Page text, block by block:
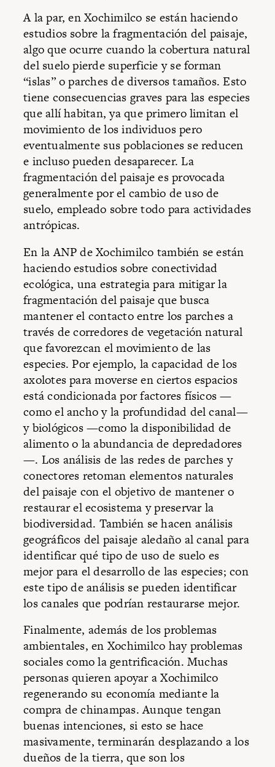
A la par, en Xochimilco se están haciendo
estudios sobre la fragmentación del paisaje,
algo que ocurre cuando la cobertura natural
del suelo pierde superficie y se forman
“islas” o parches de diversos tamaños. Esto
tiene consecuencias graves para las especies
que allí habitan, ya que primero limitan el
movimiento de los individuos pero
eventualmente sus poblaciones se reducen
e incluso pueden desaparecer. La
fragmentación del paisaje es provocada
generalmente por el cambio de uso de
suelo, empleado sobre todo para actividades
antrópicas.
En la ANP de Xochimilco también se están
haciendo estudios sobre conectividad
ecológica, una estrategia para mitigar la
fragmentación del paisaje que busca
mantener el contacto entre los parches a
través de corredores de vegetación natural
que favorezcan el movimiento de las
especies. Por ejemplo, la capacidad de los
axolotes para moverse en ciertos espacios
está condicionada por factores físicos —
como el ancho y la profundidad del canal—
y biológicos —como la disponibilidad de
alimento o la abundancia de depredadores
—. Los análisis de las redes de parches y
conectores retoman elementos naturales
del paisaje con el objetivo de mantener o
restaurar el ecosistema y preservar la
biodiversidad. También se hacen análisis
geográficos del paisaje aledaño al canal para
identificar qué tipo de uso de suelo es
mejor para el desarrollo de las especies; con
este tipo de análisis se pueden identificar
los canales que podrían restaurarse mejor.
Finalmente, además de los problemas
ambientales, en Xochimilco hay problemas
sociales como la gentrificación. Muchas
personas quieren apoyar a Xochimilco
regenerando su economía mediante la
compra de chinampas. Aunque tengan
buenas intenciones, si esto se hace
masivamente, terminarán desplazando a los
dueños de la tierra, que son los